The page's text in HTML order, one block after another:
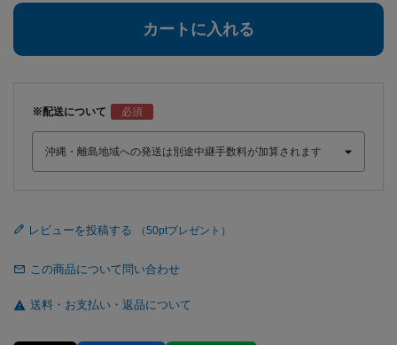
カートに入れる
※配送について
レビューを投稿する
この商品について問い合わせ
送料・お支払い・返品について